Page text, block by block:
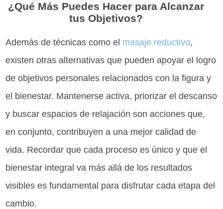
¿Qué Más Puedes Hacer para Alcanzar
tus Objetivos?
Además de técnicas como el masaje reductivo,
existen otras alternativas que pueden apoyar el logro
de objetivos personales relacionados con la figura y
el bienestar. Mantenerse activa, priorizar el descanso
y buscar espacios de relajación son acciones que,
en conjunto, contribuyen a una mejor calidad de
vida. Recordar que cada proceso es único y que el
bienestar integral va más allá de los resultados
visibles es fundamental para disfrutar cada etapa del
cambio.